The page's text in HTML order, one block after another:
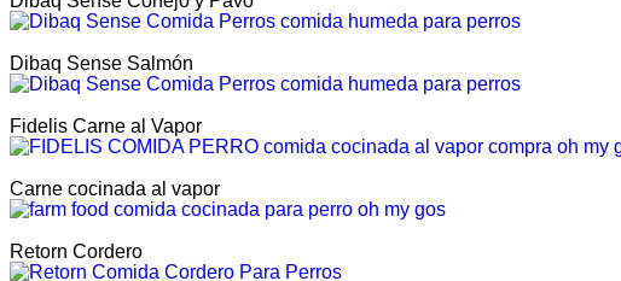
Dibaq Sense Salmón
Fidelis Carne al Vapor
Carne cocinada al vapor
Retorn Cordero